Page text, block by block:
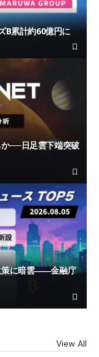
B累計約60億円に
──日足雲下端突破
策に暗雲――金融庁
View All